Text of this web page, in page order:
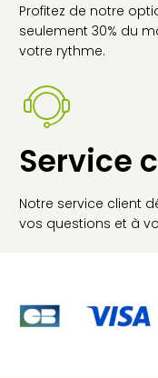
Profitez de notre
seulement 30% du
votre rythme.
Service
Notre service client
vos questions et à